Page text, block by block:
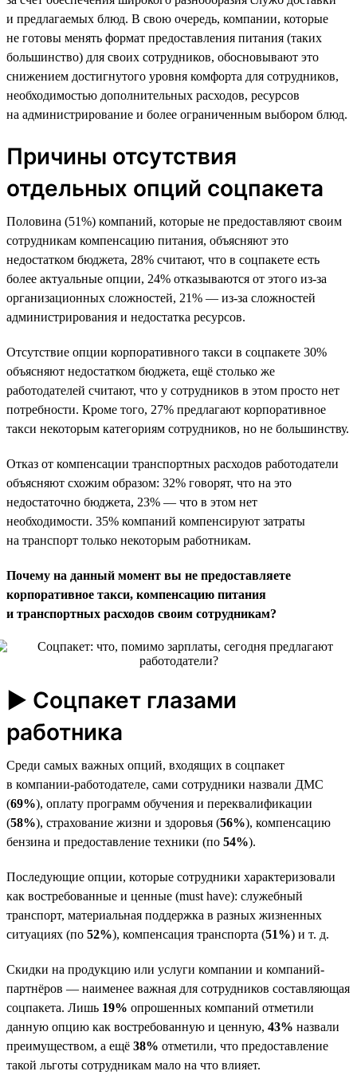
и предлагаемых блюд. В свою очередь, компании, которые
не готовы менять формат предоставления питания (таких
большинство) для своих сотрудников, обосновывают это
снижением достигнутого уровня комфорта для сотрудников,
необходимостью дополнительных расходов, ресурсов
на администрирование и более ограниченным выбором блюд.
Причины отсутствия
отдельных опций соцпакета
Половина (51%) компаний, которые не предоставляют своим
сотрудникам компенсацию питания, объясняют это
недостатком бюджета, 28% считают, что в соцпакете есть
более актуальные опции, 24% отказываются от этого из-за
организационных сложностей, 21% — из-за сложностей
администрирования и недостатка ресурсов.
Отсутствие опции корпоративного такси в соцпакете 30%
объясняют недостатком бюджета, ещё столько же
работодателей считают, что у сотрудников в этом просто нет
потребности. Кроме того, 27% предлагают корпоративное
такси некоторым категориям сотрудников, но не большинству.
Отказ от компенсации транспортных расходов работодатели
объясняют схожим образом: 32% говорят, что на это
недостаточно бюджета, 23% — что в этом нет
необходимости. 35% компаний компенсируют затраты
на транспорт только некоторым работникам.
Почему на данный момент вы не предоставляете
корпоративное такси, компенсацию питания
и транспортных расходов своим сотрудникам?
► Соцпакет глазами
работника
Среди самых важных опций, входящих в соцпакет
в компании-работодателе, сами сотрудники назвали ДМС
(69%), оплату программ обучения и переквалификации
(58%), страхование жизни и здоровья (56%), компенсацию
бензина и предоставление техники (по 54%).
Последующие опции, которые сотрудники характеризовали
как востребованные и ценные (must have): служебный
транспорт, материальная поддержка в разных жизненных
ситуациях (по 52%), компенсация транспорта (51%) и т. д.
Скидки на продукцию или услуги компании и компаний-
партнёров — наименее важная для сотрудников составляющая
соцпакета. Лишь 19% опрошенных компаний отметили
данную опцию как востребованную и ценную, 43% назвали
преимуществом, а ещё 38% отметили, что предоставление
такой льготы сотрудникам мало на что влияет.